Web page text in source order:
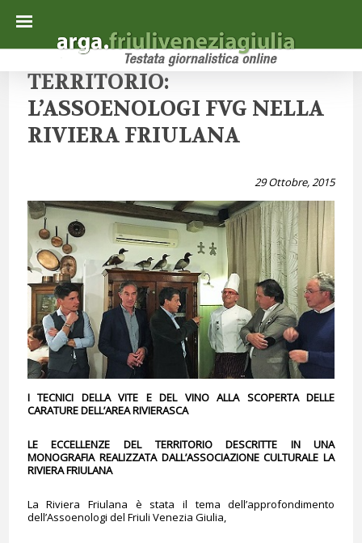
TERRITORIO:
L’ASSOENOLOGI FVG NELLA
RIVIERA FRIULANA
29 Ottobre, 2015
I TECNICI DELLA VITE E DEL VINO ALLA SCOPERTA DELLE
CARATURE DELL’AREA RIVIERASCA
LE ECCELLENZE DEL TERRITORIO DESCRITTE IN UNA
MONOGRAFIA REALIZZATA DALL’ASSOCIAZIONE CULTURALE LA
RIVIERA FRIULANA
La Riviera Friulana è stata il tema dell’approfondimento
dell’Assoenologi del Friuli Venezia Giulia,